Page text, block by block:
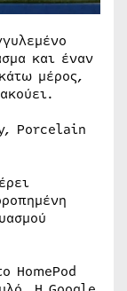
και έναν
μέρος,
Porcelain
HomePod